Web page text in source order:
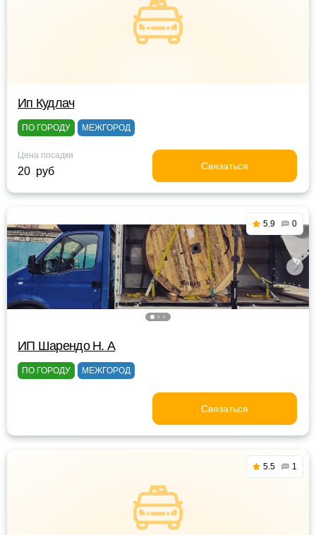
Ип Кудлач
ПО ГОРОДУ МЕЖГОРОД
Цена посадки
20 руб Связаться
5.9 0
ИП Шарендо Н. А
ПО ГОРОДУ МЕЖГОРОД
Связаться
5.5 1